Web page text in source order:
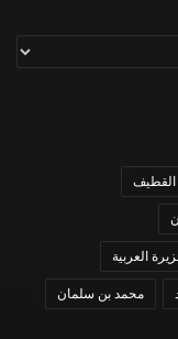
القطيف
العربية
محمد بن سلمان